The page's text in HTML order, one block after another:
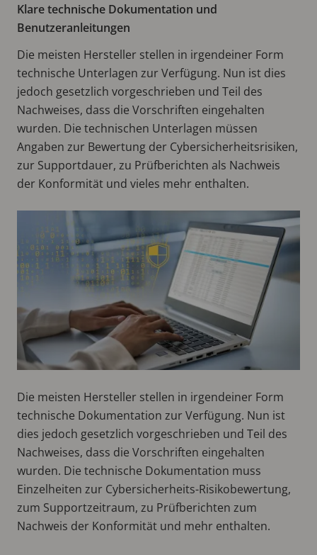
Klare technische Dokumentation und
Benutzeranleitungen
Die meisten Hersteller stellen in irgendeiner Form
technische Unterlagen zur Verfügung. Nun ist dies
jedoch gesetzlich vorgeschrieben und Teil des
Nachweises, dass die Vorschriften eingehalten
wurden. Die technischen Unterlagen müssen
Angaben zur Bewertung der Cybersicherheitsrisiken,
zur Supportdauer, zu Prüfberichten als Nachweis
der Konformität und vieles mehr enthalten.
Die meisten Hersteller stellen in irgendeiner Form
technische Dokumentation zur Verfügung. Nun ist
dies jedoch gesetzlich vorgeschrieben und Teil des
Nachweises, dass die Vorschriften eingehalten
wurden. Die technische Dokumentation muss
Einzelheiten zur Cybersicherheits-Risikobewertung,
zum Supportzeitraum, zu Prüfberichten zum
Nachweis der Konformität und mehr enthalten.